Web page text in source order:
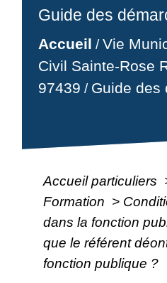
Guide des
Accueil /Vie
Civil Sainte-Rose
97439 / Guide des
Accueil particuliers
Formation >
dans la fonction
que le référent
fonction publique ?